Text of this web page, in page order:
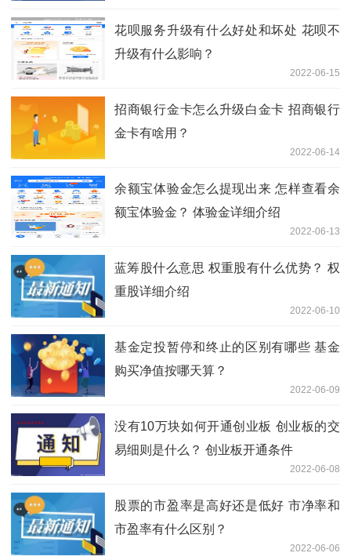
花呗服务升级有什么好处和坏处 花呗不
升级有什么影响？
2022-06-15
招商银行金卡怎么升级白金卡 招商银行
金卡有啥用？
2022-06-14
余额宝体验金怎么提现出来 怎样查看余
额宝体验金？ 体验金详细介绍
2022-06-13
蓝筹股什么意思 权重股有什么优势？ 权
重股详细介绍
2022-06-10
基金定投暂停和终止的区别有哪些 基金
购买净值按哪天算？
2022-06-09
没有10万块如何开通创业板 创业板的交
易细则是什么？ 创业板开通条件
2022-06-08
股票的市盈率是高好还是低好 市净率和
市盈率有什么区别？
2022-06-06